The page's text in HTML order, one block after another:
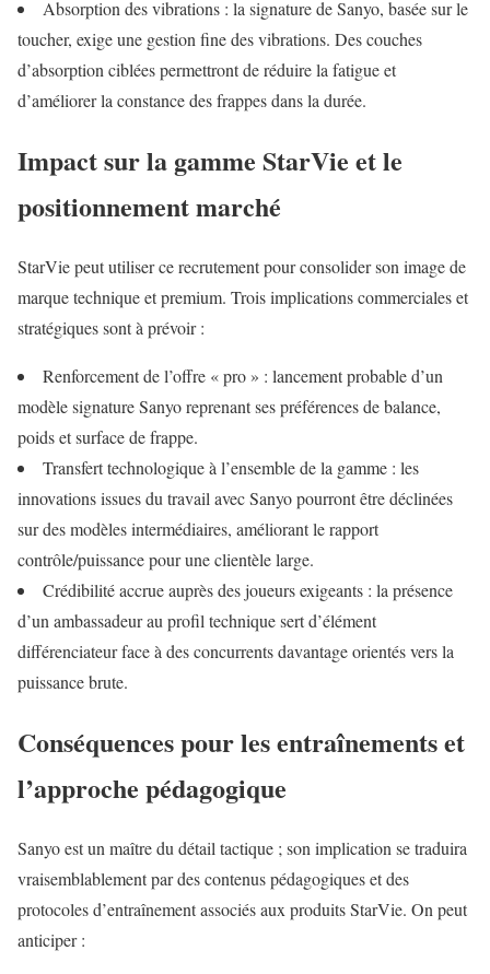
Absorption des vibrations : la signature de Sanyo, basée sur le
toucher, exige une gestion fine des vibrations. Des couches
d’absorption ciblées permettront de réduire la fatigue et
d’améliorer la constance des frappes dans la durée.
Impact sur la gamme StarVie et le
positionnement marché
StarVie peut utiliser ce recrutement pour consolider son image de
marque technique et premium. Trois implications commerciales et
stratégiques sont à prévoir :
Renforcement de l’offre « pro » : lancement probable d’un
modèle signature Sanyo reprenant ses préférences de balance,
poids et surface de frappe.
Transfert technologique à l’ensemble de la gamme : les
innovations issues du travail avec Sanyo pourront être déclinées
sur des modèles intermédiaires, améliorant le rapport
contrôle/puissance pour une clientèle large.
Crédibilité accrue auprès des joueurs exigeants : la présence
d’un ambassadeur au profil technique sert d’élément
différenciateur face à des concurrents davantage orientés vers la
puissance brute.
Conséquences pour les entraînements et
l’approche pédagogique
Sanyo est un maître du détail tactique ; son implication se traduira
vraisemblablement par des contenus pédagogiques et des
protocoles d’entraînement associés aux produits StarVie. On peut
anticiper :